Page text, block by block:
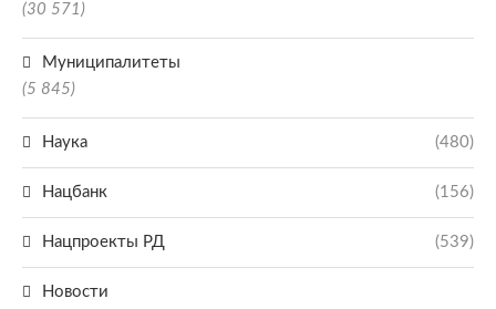
(30 571)
Муниципалитеты
(5 845)
Наука (480)
Нацбанк (156)
Нацпроекты РД (539)
Новости